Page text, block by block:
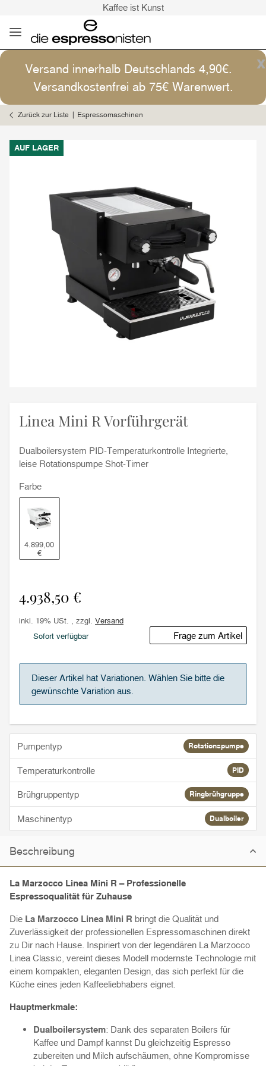
Kaffee ist Kunst
Versand: 4,90€ (D)
versandkostenfrei ab 75€ (D)
Kaffee ist Kunst
x
Versand innerhalb Deutschlands 4,90€.
Versandkostenfrei ab 75€ Warenwert.
Zurück zur Liste Espressomaschinen
AUF LAGER
Linea Mini R Vorführgerät
Dualboilersystem PID-Temperaturkontrolle Integrierte,
leise Rotationspumpe Shot-Timer
Farbe
weiß
4.899,00
€
4.938,50 €
inkl. 19% USt. , zzgl. Versand
Sofort verfügbar
Frage zum Artikel
x
Dieser Artikel hat Variationen. Wählen Sie bitte die
gewünschte Variation aus.
Pumpentyp Rotationspumpe
Temperaturkontrolle PID
Brühgruppentyp Ringbrühgruppe
Maschinentyp Dualboiler
Beschreibung
La Marzocco Linea Mini R – Professionelle
Espressoqualität für Zuhause
Die La Marzocco Linea Mini R bringt die Qualität und
Zuverlässigkeit der professionellen Espressomaschinen direkt
zu Dir nach Hause. Inspiriert von der legendären La Marzocco
Linea Classic, vereint dieses Modell modernste Technologie mit
einem kompakten, eleganten Design, das sich perfekt für die
Küche eines jeden Kaffeeliebhabers eignet.
Hauptmerkmale:
Dualboilersystem: Dank des separaten Boilers für
Kaffee und Dampf kannst Du gleichzeitig Espresso
zubereiten und Milch aufschäumen, ohne Kompromisse